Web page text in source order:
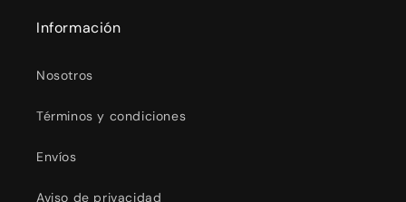
Información
Nosotros
Términos y condiciones
Envíos
Aviso de privacidad